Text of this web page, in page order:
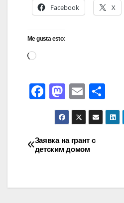
Facebook X
Me gusta esto:
F
e
b
o
M
a
st
o
d
n
E
m
ail
o
m
Заявка на грант с
детским домом